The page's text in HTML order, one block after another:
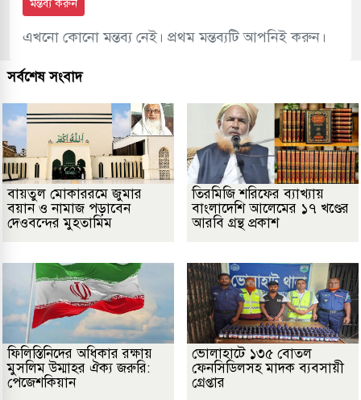
মন্তব্য করুন
এখনো কোনো মন্তব্য নেই। প্রথম মন্তব্যটি আপনিই করুন।
সর্বশেষ সংবাদ
বায়তুল মোকাররমে জুমার
বয়ান ও নামাজ পড়াবেন
দেওবন্দের মুহতামিম
তিরমিজি শরিফের ব্যাখ্যায়
বাংলাদেশি আলেমের ১৭ খণ্ডের
আরবি গ্রন্থ প্রকাশ
ফিলিস্তিনিদের অধিকার রক্ষায়
মুসলিম উম্মাহর ঐক্য জরুরি:
পেজেশকিয়ান
ভোলাহাটে ১৩৫ বোতল
ফেনসিডিলসহ মাদক ব্যবসায়ী
গ্রেপ্তার